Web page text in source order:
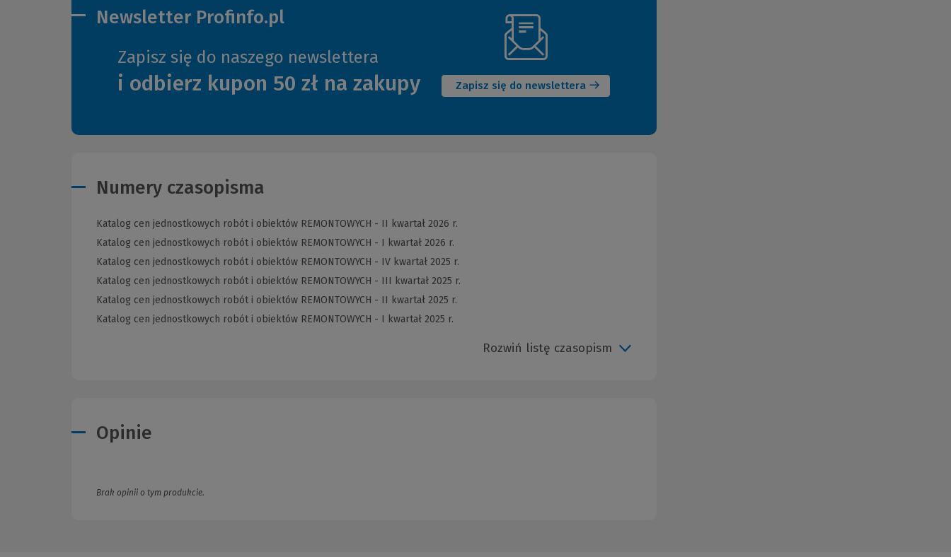
Newsletter Profinfo.pl
Zapisz się do naszego newslettera
i odbierz kupon 50 zł na zakupy Zapisz się do newslettera
okno)
Numery czasopisma
Katalog cen jednostkowych robót i obiektów REMONTOWYCH - II kwartał 2026 r.
Katalog cen jednostkowych robót i obiektów REMONTOWYCH - I kwartał 2026 r.
Katalog cen jednostkowych robót i obiektów REMONTOWYCH - IV kwartał 2025 r.
Katalog cen jednostkowych robót i obiektów REMONTOWYCH - III kwartał 2025 r.
Katalog cen jednostkowych robót i obiektów REMONTOWYCH - II kwartał 2025 r.
Katalog cen jednostkowych robót i obiektów REMONTOWYCH - I kwartał 2025 r.
Rozwiń listę czasopism
Opinie
Brak opinii o tym produkcie.